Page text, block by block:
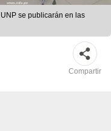
se publicarán en las
Compartir